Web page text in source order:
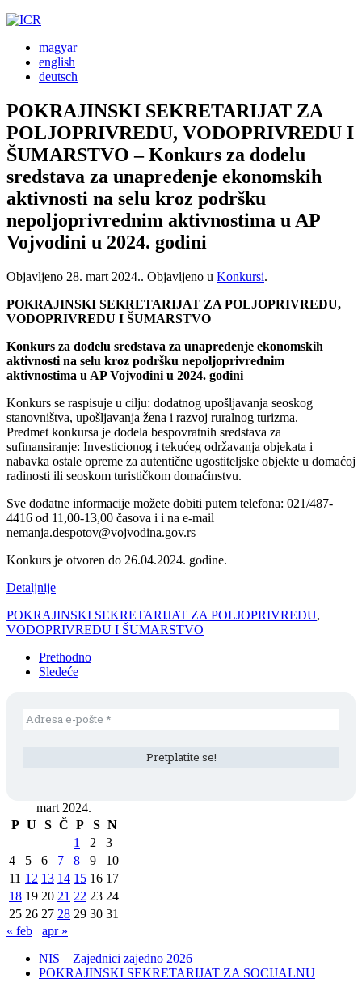
magyar
english
deutsch
POKRAJINSKI SEKRETARIJAT ZA
POLJOPRIVREDU, VODOPRIVREDU I
ŠUMARSTVO – Konkurs za dodelu
sredstava za unapređenje ekonomskih
aktivnosti na selu kroz podršku
nepoljoprivrednim aktivnostima u AP
Vojvodini u 2024. godini
Objavljeno 28. mart 2024.. Objavljeno u Konkursi.
POKRAJINSKI SEKRETARIJAT ZA POLJOPRIVREDU,
VODOPRIVREDU I ŠUMARSTVO
Konkurs za dodelu sredstava za unapređenje ekonomskih
aktivnosti na selu kroz podršku nepoljoprivrednim
aktivnostima u AP Vojvodini u 2024. godini
Konkurs se raspisuje u cilju: dodatnog upošljavanja seoskog
stanovništva, upošljavanja žena i razvoj ruralnog turizma.
Predmet konkursa je dodela bespovratnih sredstava za
sufinansiranje: Investicionog i tekućeg održavanja objekata i
nabavka ostale opreme za autentične ugostiteljske objekte u domaćoj
radinosti ili seoskom turističkom domaćinstvu.
Sve dodatne informacije možete dobiti putem telefona: 021/487-
4416 od 11,00-13,00 časova i i na e-mail
nemanja.despotov@vojvodina.gov.rs
Konkurs je otvoren do 26.04.2024. godine.
Detaljnije
POKRAJINSKI SEKRETARIJAT ZA POLJOPRIVREDU,
VODOPRIVREDU I ŠUMARSTVO
Prethodno
Sledeće
mart 2024.
P U S Č P S N
1
2
3
4
5 6 7 8 9
10
11 12 13 14 15 16 17
18 19 20 21 22 23 24
25 26 27 28 29 30 31
« feb
apr »
NIS – Zajednici zajedno 2026
POKRAJINSKI SEKRETARIJAT ZA SOCIJALNU